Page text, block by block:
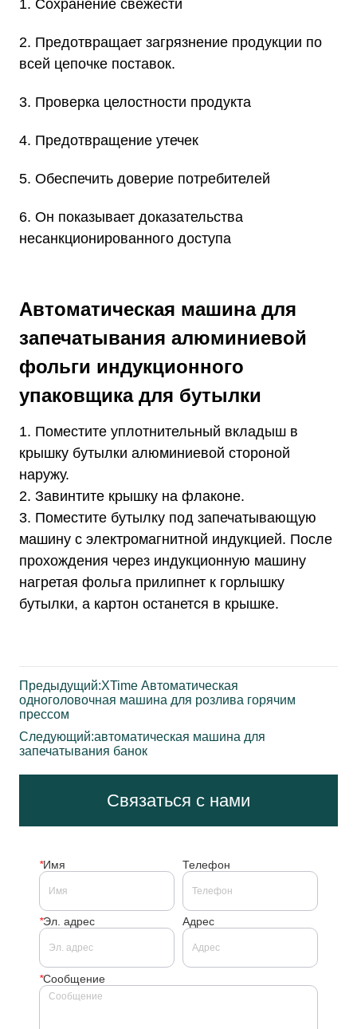
Предыдущий:XTime Автоматическая
одноголовочная машина для розлива горячим
прессом
Следующий:автоматическая машина для
запечатывания банок
Связаться с нами
*Имя Телефон
*Эл. адрес Адрес
*Сообщение